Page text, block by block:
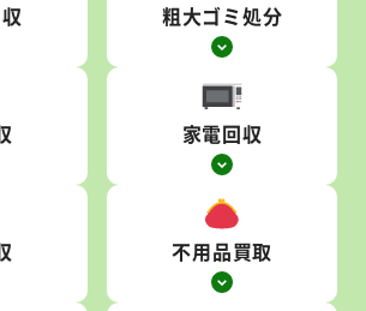
粗大ゴミ処分
家電回収
不用品買取